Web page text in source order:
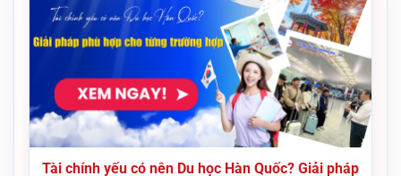
Tài chính yếu có nên Du học Hàn Quốc? Giải pháp